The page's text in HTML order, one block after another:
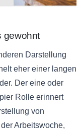
gewohnt
Darstellung
eher einer langen
Der eine oder
Rolle erinnert
von
Arbeitswoche,